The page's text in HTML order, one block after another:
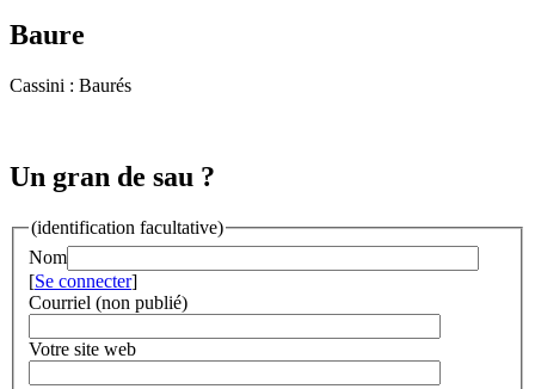
Baure
Cassini : Baurés
Un gran de sau ?
(identification facultative)
Nom
[Se connecter]
Courriel (non publié)
Votre site web